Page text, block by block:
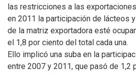
las restricciones a las
en 2011 la participación de lácteos
de la matriz exportadora esté
el 1,8 por ciento del total cada una.
Ello implicó una suba en la
entre 2007 y 2011, que pasó de 1,2